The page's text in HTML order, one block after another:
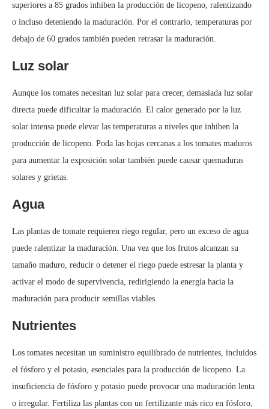
superiores a 85 grados inhiben la producción de licopeno, ralentizando
o incluso deteniendo la maduración. Por el contrario, temperaturas por
debajo de 60 grados también pueden retrasar la maduración.
Luz solar
Aunque los tomates necesitan luz solar para crecer, demasiada luz solar
directa puede dificultar la maduración. El calor generado por la luz
solar intensa puede elevar las temperaturas a niveles que inhiben la
producción de licopeno. Poda las hojas cercanas a los tomates maduros
para aumentar la exposición solar también puede causar quemaduras
solares y grietas.
Agua
Las plantas de tomate requieren riego regular, pero un exceso de agua
puede ralentizar la maduración. Una vez que los frutos alcanzan su
tamaño maduro, reducir o detener el riego puede estresar la planta y
activar el modo de supervivencia, redirigiendo la energía hacia la
maduración para producir semillas viables.
Nutrientes
Los tomates necesitan un suministro equilibrado de nutrientes, incluidos
el fósforo y el potasio, esenciales para la producción de licopeno. La
insuficiencia de fósforo y potasio puede provocar una maduración lenta
o irregular. Fertiliza las plantas con un fertilizante más rico en fósforo,